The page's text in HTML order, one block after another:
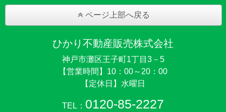
ページ上部へ戻る
ひかり不動産販売株式会社
神戸市灘区王子町1丁目3－5
【営業時間】10：00～20：00
【定休日】水曜日
TEL： 0120-85-2227